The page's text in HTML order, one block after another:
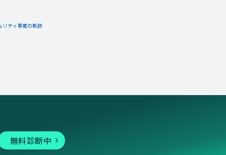
リティ事業の軌跡
無料診断中